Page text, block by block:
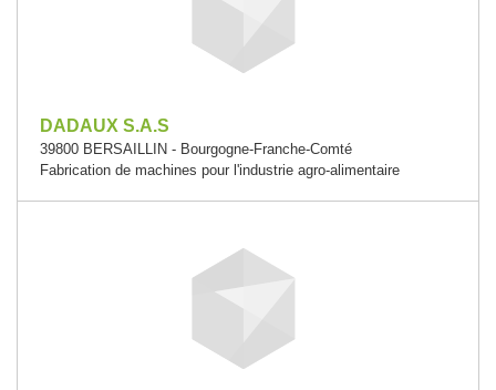
DADAUX S.A.S
39800 BERSAILLIN - Bourgogne-Franche-Comté
Fabrication de machines pour l'industrie agro-alimentaire